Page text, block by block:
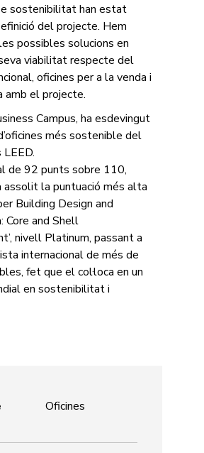
sostenibilitat han estat
del projecte. Hem
possibles solucions en
viabilitat respecte del
oficines per a la venda i
amb el projecte.
Campus, ha esdevingut
més sostenible del
de 92 punts sobre 110,
assolit la puntuació més alta
Building Design and
Core and Shell
nivell Platinum, passant a
internacional de més de
fet que el col·loca en un
en sostenibilitat i
Oficines